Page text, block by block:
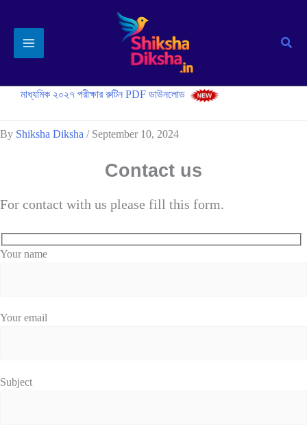
content
মাধ্যমিক ২০২৭ পরীক্ষার রুটিন PDF ডাউনলোড
By Shiksha Diksha / September 10, 2024
Contact us
For contact with us please fill this form.
Your name
Your email
Subject